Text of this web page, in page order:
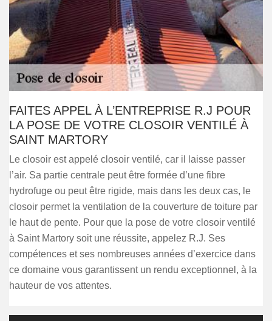
FAITES APPEL À L’ENTREPRISE R.J POUR
LA POSE DE VOTRE CLOSOIR VENTILÉ À
SAINT MARTORY
Le closoir est appelé closoir ventilé, car il laisse passer
l’air. Sa partie centrale peut être formée d’une fibre
hydrofuge ou peut être rigide, mais dans les deux cas, le
closoir permet la ventilation de la couverture de toiture par
le haut de pente. Pour que la pose de votre closoir ventilé
à Saint Martory soit une réussite, appelez R.J. Ses
compétences et ses nombreuses années d’exercice dans
ce domaine vous garantissent un rendu exceptionnel, à la
hauteur de vos attentes.